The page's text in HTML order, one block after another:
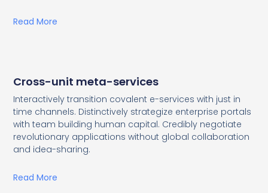
Read More
Cross-unit meta-services
Interactively transition covalent e-services with just in
time channels. Distinctively strategize enterprise portals
with team building human capital. Credibly negotiate
revolutionary applications without global collaboration
and idea-sharing.
Read More